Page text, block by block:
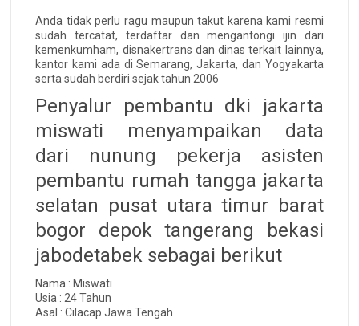
Anda tidak perlu ragu maupun takut karena kami resmi
sudah tercatat, terdaftar dan mengantongi ijin dari
kemenkumham, disnakertrans dan dinas terkait lainnya,
kantor kami ada di Semarang, Jakarta, dan Yogyakarta
serta sudah berdiri sejak tahun 2006
Penyalur pembantu dki jakarta
miswati menyampaikan data
dari nunung pekerja asisten
pembantu rumah tangga jakarta
selatan pusat utara timur barat
bogor depok tangerang bekasi
jabodetabek sebagai berikut
Nama : Miswati
Usia : 24 Tahun
Asal : Cilacap Jawa Tengah